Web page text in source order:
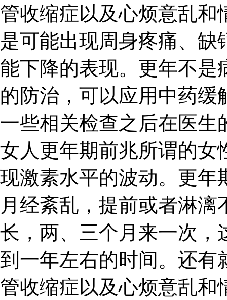
管收缩症以及心烦意乱和
是可能出现周身疼痛、
能下降的表现。更年不是
的防治，可以应用中药
一些相关检查之后在医生
女人更年期前兆所谓的女
现激素水平的波动。更年
月经紊乱，提前或者淋
长，两、三个月来一次，
到一年左右的时间。还有
管收缩症以及心烦意乱和